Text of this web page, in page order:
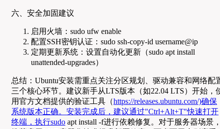
六、安全加固建议
启用火墙：sudo ufw enable
配置SSH密钥认证：sudo ssh-copy-id username@ip
定期更新系统：设置自动化更新（sudo apt install
unattended-upgrades）
总结：Ubuntu安装需重点关注分区规划、驱动兼容和网络配
三个核心环节。建议新手从LTS版本（如22.04 LTS）开始，
用官方文档提供的验证工具（https://releases.ubuntu.com/)确保
系统版本正确。安装完成后，建议通过"Ctrl+Alt+T"快速打开
终端，执行sudo apt install -f进行依赖修复。对于服务器场景